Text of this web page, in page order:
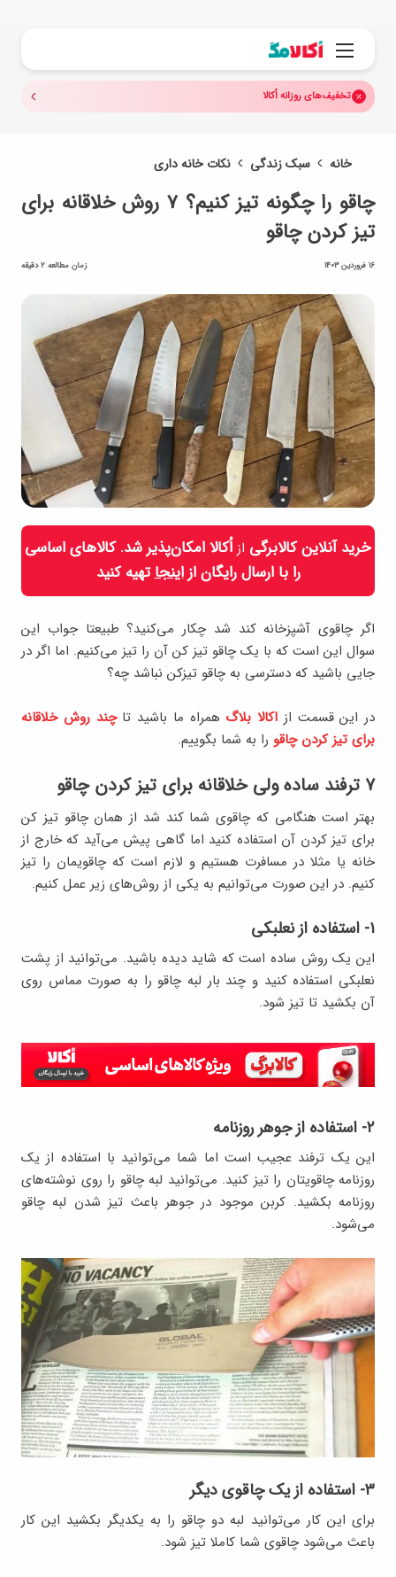
منو
تخفیف‌های روزانه اُکالا
خانه سبک زندگی نکات خانه داری
چاقو را چگونه تیز کنیم؟ ۷ روش‌ خلاقانه برای
تیز کردن چاقو
16 فروردین 1403 زمان مطالعه 2 دقیقه
خرید آنلاین کالابرگی از اُکالا امکان‌پذیر شد. کالاهای اساسی
را با ارسال رایگان ازاینجاتهیه کنید
اگر چاقوی آشپزخانه کند شد چکار می‌کنید؟ طبیعتا جواب این
سوال این است که با یک چاقو تیز کن آن را تیز می‌کنیم. اما اگر در
جایی باشید که دسترسی به چاقو تیزکن نباشد چه؟
در این قسمت از اکالا بلاگ همراه ما باشید تاچند روش خلاقانه
برای تیز کردن چاقو را به شما بگوییم.
۷ ترفند ساده ولی خلاقانه برای تیز کردن چاقو
بهتر است هنگامی که چاقوی شما کند شد از همان چاقو تیز کن
برای تیز کردن آن استفاده کنید اما گاهی پیش می‌آید که خارج از
خانه یا مثلا در مسافرت هستیم و لازم است که چاقویمان را تیز
کنیم. در این صورت می‌توانیم به یکی از روش‌های زیر عمل کنیم.
۱- استفاده از نعلبکی
این یک روش ساده است که شاید دیده باشید. می‌توانید از پشت
نعلبکی استفاده کنید و چند بار لبه چاقو را به صورت مماس روی
آن بکشید تا تیز شود.
۲- استفاده از جوهر روزنامه
این یک ترفند عجیب است اما شما می‌توانید با استفاده از یک
روزنامه چاقویتان را تیز کنید. می‌توانید لبه چاقو را روی نوشته‌های
روزنامه بکشید. کربن موجود در جوهر باعث تیز شدن لبه چاقو
می‌شود.
۳- استفاده از یک چاقوی دیگر
برای این کار می‌توانید لبه دو چاقو را به یکدیگر بکشید این کار
باعث می‌شود چاقوی شما کاملا تیز شود.